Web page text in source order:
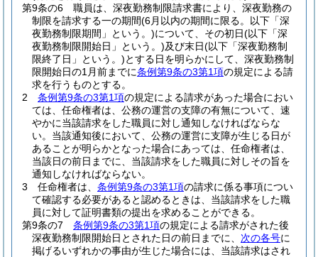
第9条の6
職員は、深夜勤務制限請求書により、深夜勤務の
制限を請求する一の期間(6月以内の期間に限る。以下「深
夜勤務制限期間」という。)について、その初日(以下「深
夜勤務制限開始日」という。)及び末日(以下「深夜勤務制
限終了日」という。)とする日を明らかにして、深夜勤務制
限開始日の1月前までに条例第9条の3第1項の規定による請
求を行うものとする。
2
条例第9条の3第1項の規定による請求があった場合におい
ては、任命権者は、公務の運営の支障の有無について、速
やかに当該請求をした職員に対し通知しなければならな
い。 当該通知後において、公務の運営に支障が生じる日が
あることが明らかとなった場合にあっては、任命権者は、
当該日の前日までに、当該請求をした職員に対しその旨を
通知しなければならない。
3
任命権者は、 条例第9条の3第1項の請求に係る事項につい
て確認する必要があると認めるときは、当該請求をした職
員に対して証明書類の提出を求めることができる。
第9条の7
条例第9条の3第1項の規定による請求がされた後
深夜勤務制限開始日とされた日の前日までに、 次の各号に
掲げるいずれかの事由が生じた場合には、当該請求はされ